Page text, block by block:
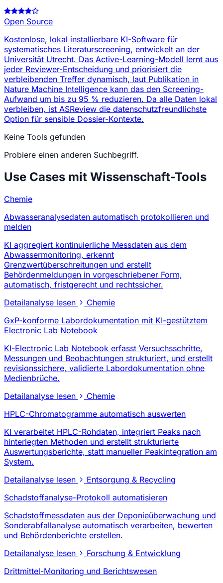
Open Source
Kostenlose, lokal installierbare KI-Software für
systematisches Literaturscreening, entwickelt an der
Universität Utrecht. Das Active-Learning-Modell lernt aus
jeder Reviewer-Entscheidung und priorisiert die
verbleibenden Treffer dynamisch, laut Publikation in
Nature Machine Intelligence kann das den Screening-
Aufwand um bis zu 95 % reduzieren. Da alle Daten lokal
verbleiben, ist ASReview die datenschutzfreundlichste
Option für sensible Dossier-Kontexte.
Keine Tools gefunden
Probiere einen anderen Suchbegriff.
Use Cases mit Wissenschaft-Tools
Chemie
Abwasseranalysedaten automatisch protokollieren und
melden
KI aggregiert kontinuierliche Messdaten aus dem
Abwassermonitoring, erkennt
Grenzwertüberschreitungen und erstellt
Behördenmeldungen in vorgeschriebener Form,
automatisch, fristgerecht und rechtssicher.
Detailanalyse lesen
Chemie
GxP-konforme Labordokumentation mit KI-gestütztem
Electronic Lab Notebook
KI-Electronic Lab Notebook erfasst Versuchsschritte,
Messungen und Beobachtungen strukturiert, und erstellt
revisionssichere, validierte Labordokumentation ohne
Medienbrüche.
Detailanalyse lesen
Chemie
HPLC-Chromatogramme automatisch auswerten
KI verarbeitet HPLC-Rohdaten, integriert Peaks nach
hinterlegten Methoden und erstellt strukturierte
Auswertungsberichte, statt manueller Peakintegration am
System.
Detailanalyse lesen
Entsorgung & Recycling
Schadstoffanalyse-Protokoll automatisieren
Schadstoffmessdaten aus der Deponieüberwachung und
Sonderabfallanalyse automatisch verarbeiten, bewerten
und Behördenberichte erstellen.
Detailanalyse lesen
Forschung & Entwicklung
Drittmittel-Monitoring und Berichtswesen